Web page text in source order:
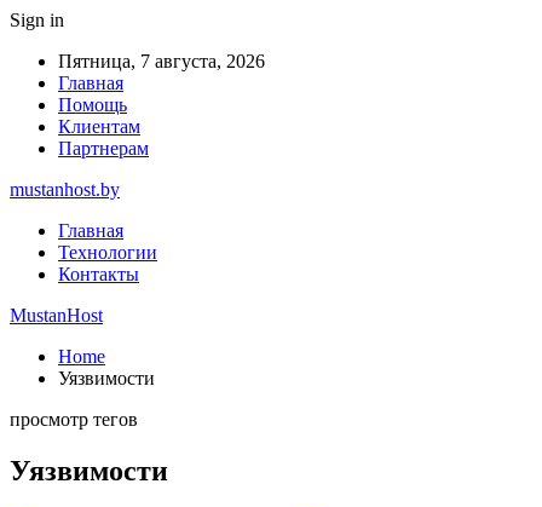
Sign in
Пятница, 7 августа, 2026
Главная
Помощь
Клиентам
Партнерам
mustanhost.by
Главная
Технологии
Контакты
MustanHost
Home
Уязвимости
просмотр тегов
Уязвимости